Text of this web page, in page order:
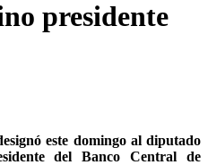
presidente
este domingo al diputado
del Banco Central de